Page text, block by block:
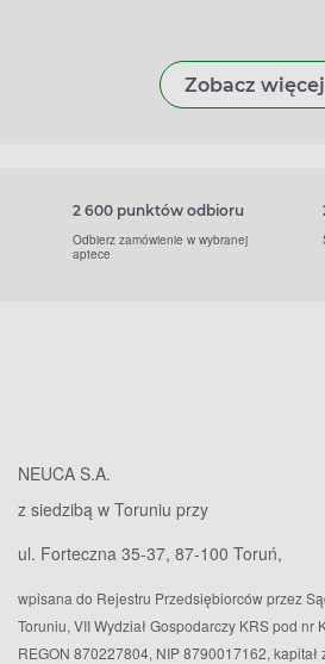
Zobacz więcej
2 600 punktów odbioru
Odbierz zamówienie w wybranej
aptece
NEUCA S.A.
z siedzibą w Toruniu przy
ul. Forteczna 35-37, 87-100 Toruń,
wpisana do Rejestru Przedsiębiorców przez
Toruniu, VII Wydział Gospodarczy KRS pod nr
REGON 870227804, NIP 8790017162, kapitał